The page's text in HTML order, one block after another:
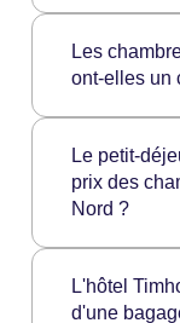
La station de
Nord (lignes
Les
ont-elles un
Toutes les
Nord sont
Le petit-
prix des
Nord ?
Le petit-
spéciale). Le
L'hôtel
d'une